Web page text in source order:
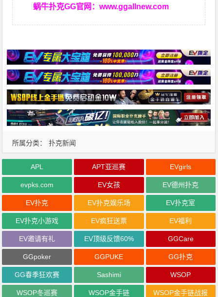
蜗牛扑克GG官网：www.ggallnew.com
所属分类： 扑克新闻
APL APT亚巡赛 EVgirls
evpks.com EV女孩 EV德州扑克
EV扑克 EV扑克娱乐场 EV扑克室
EV扑克小游戏 EV疯狂送票 EV福利
EV邀请有礼 EV顶级反馈60% GGCare
GGpoker GGPUKE GG扑克
GG春季狂欢赛 Sashimi WSOP
WSOP冬巡赛 WSOP金手链 WSOP金手链战报